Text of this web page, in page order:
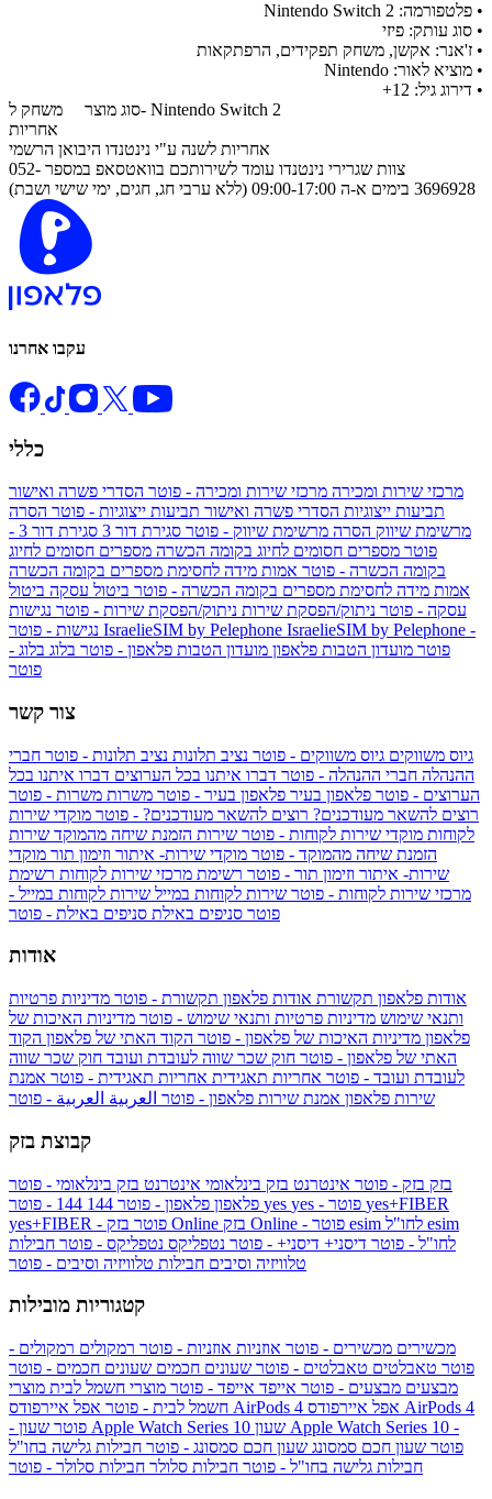
• פלטפורמה: Nintendo Switch 2
• סוג עותק: פיזי
• ז'אנר: אקשן, משחק תפקידים, הרפתקאות
• מוציא לאור: Nintendo
• דירוג גיל: 12+
סוג מוצרמשחק ל- Nintendo Switch 2
אחריות
צוות שגרירי נינטנדו עומד לשירותכם בוואטסאפ במספר 052-
3696928 בימים א-ה 09:00-17:00 (ללא ערבי חג, חגים, ימי שישי ושבת)
עקבו אחרנו
כללי
מרכזי שירות ומכירה מרכזי שירות ומכירה - פוטר הסדרי פשרה ואישור
תביעות ייצוגיות הסדרי פשרה ואישור תביעות ייצוגיות - פוטר הסרה
מרשימת שיווק הסרה מרשימת שיווק - פוטר סגירת דור 3
סגירת דור 3 -
פוטר מספרים חסומים לחיוג בקומה הכשרה מספרים חסומים לחיוג
בקומה הכשרה - פוטר אמות מידה לחסימת מספרים בקומה הכשרה
אמות מידה לחסימת מספרים בקומה הכשרה - פוטר ביטול עסקה ביטול
עסקה - פוטר ניתוק/הפסקת שירות ניתוק/הפסקת שירות - פוטר נגישות
IsraelieSIM by Pelephone IsraelieSIM by Pelephone -
פוטר מועדון הטבות פלאפון מועדון הטבות פלאפון - פוטר בלוג בלוג -
פוטר
צור קשר
גיוס משווקים גיוס משווקים - פוטר נציב תלונות נציב תלונות - פוטר חברי
ההנהלה חברי ההנהלה - פוטר דברו איתנו בכל הערוצים דברו איתנו בכל
הערוצים - פוטר פלאפון בעיר פלאפון בעיר - פוטר משרות משרות - פוטר
רוצים להשאר מעודכנים? רוצים להשאר מעודכנים? - פוטר מוקדי שירות
לקוחות מוקדי שירות לקוחות - פוטר שירות הזמנת שיחה מהמוקד שירות
הזמנת שיחה מהמוקד - פוטר מוקדי שירות- איתור וזימון תור מוקדי
שירות- איתור וזימון תור - פוטר רשימת מרכזי שירות לקוחות רשימת
מרכזי שירות לקוחות - פוטר שירות לקוחות במייל שירות לקוחות במייל -
פוטר סניפים באילת סניפים באילת - פוטר
אודות
אודות פלאפון תקשורת אודות פלאפון תקשורת - פוטר מדיניות פרטיות
ותנאי שימוש מדיניות פרטיות ותנאי שימוש - פוטר מדיניות האיכות של
פלאפון מדיניות האיכות של פלאפון - פוטר הקוד האתי של פלאפון הקוד
האתי של פלאפון - פוטר חוק שכר שווה לעובדת ועובד חוק שכר שווה
לעובדת ועובד - פוטר אחריות תאגידית אחריות תאגידית - פוטר אמנת
שירות פלאפון אמנת שירות פלאפון - פוטר العربية العربية - פוטר
קבוצת בזק
בזק בזק - פוטר אינטרנט בזק בינלאומי אינטרנט בזק בינלאומי - פוטר
פלאפון פלאפון - פוטר 144 yes
yes+FIBER
yes+FIBER - פוטר בזק Online
esim
לחו"ל - פוטר דיסני+ דיסני+ - פוטר נטפליקס נטפליקס - פוטר חבילות
טלוויזיה וסיבים חבילות טלוויזיה וסיבים - פוטר
קטגוריות מובילות
מכשירים מכשירים - פוטר אוזניות אוזניות - פוטר רמקולים רמקולים -
פוטר טאבלטים טאבלטים - פוטר שעונים חכמים שעונים חכמים - פוטר
מבצעים מבצעים - פוטר אייפד אייפד - פוטר מוצרי חשמל לבית מוצרי
חשמל לבית - פוטר אפל איירפודס AirPods 4 אפל איירפודס AirPods 4
- פוטר שעון Apple Watch Series 10 שעון Apple Watch Series 10 -
פוטר שעון חכם סמסונג שעון חכם סמסונג - פוטר חבילות גלישה בחו"ל
חבילות גלישה בחו"ל - פוטר חבילות סלולר חבילות סלולר - פוטר